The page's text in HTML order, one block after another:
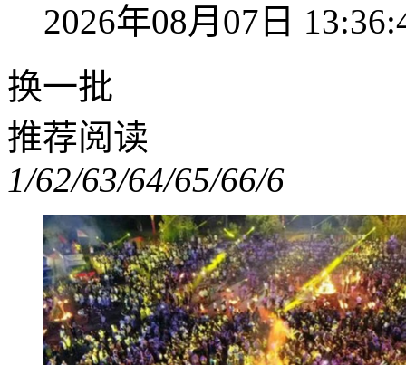
2026年08月07日
换一批
推荐阅读
1/62/63/64/65/66/6